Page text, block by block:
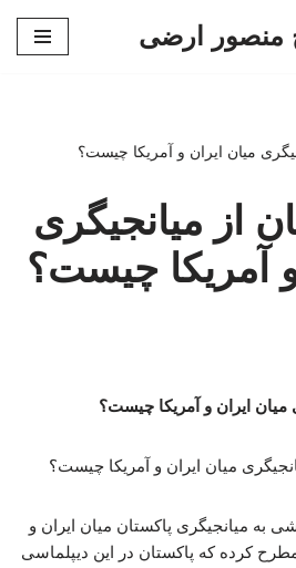
منصور ارضی
میان ایران و آمریکا چیست؟
از میانجیگری
آمریکا چیست؟
ایران و آمریکا چیست؟
به میانجیگری پاکستان میان ایران و
کرده که پاکستان در این دیپلماسی